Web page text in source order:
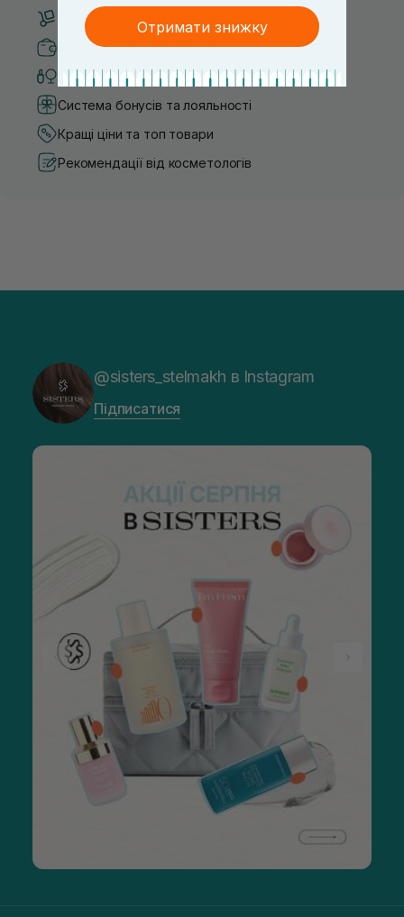
Безкоштовна доставка від 3000 UAH
Безпечні способи оплати
Тільки оригінальна косметика
Система бонусів та лояльності
Кращі ціни та топ товари
Рекомендації від косметологів
@sisters_stelmakh в Instagram
Підписатися
Отримати знижку